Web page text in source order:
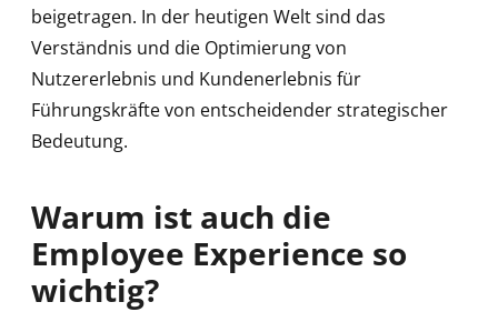
beigetragen. In der heutigen Welt sind das
Verständnis und die Optimierung von
Nutzererlebnis und Kundenerlebnis für
Führungskräfte von entscheidender strategischer
Bedeutung.
Warum ist auch die
Employee Experience so
wichtig?